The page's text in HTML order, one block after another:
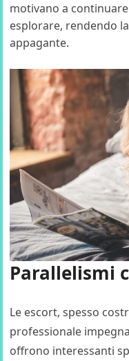
motivano a
esplorare, rendendo
appagante.
Parallelismi
Le escort, spesso
professionale
offrono interessanti